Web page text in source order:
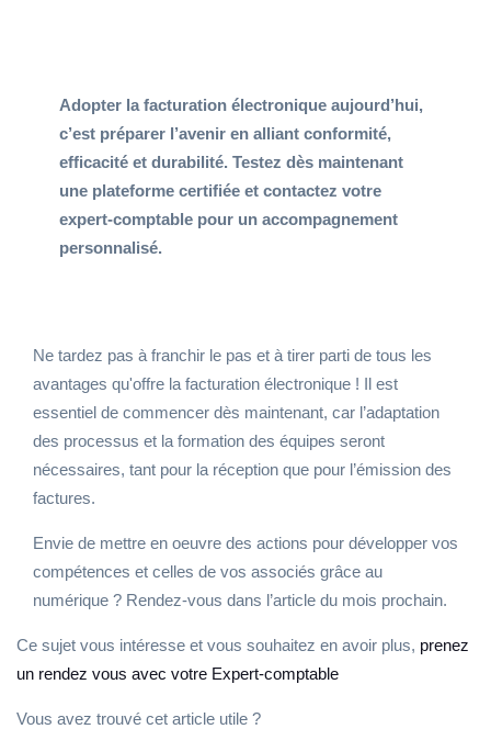
Adopter la facturation électronique aujourd’hui,
c’est préparer l’avenir en alliant conformité,
efficacité et durabilité. Testez dès maintenant
une plateforme certifiée et contactez votre
expert-comptable pour un accompagnement
personnalisé.
Ne tardez pas à franchir le pas et à tirer parti de tous les
avantages qu'offre la facturation électronique ! Il est
essentiel de commencer dès maintenant, car l’adaptation
des processus et la formation des équipes seront
nécessaires, tant pour la réception que pour l’émission des
factures.
Envie de mettre en oeuvre des actions pour développer vos
compétences et celles de vos associés grâce au
numérique ? Rendez-vous dans l’article du mois prochain.
Ce sujet vous intéresse et vous souhaitez en avoir plus, prenez
un rendez vous avec votre Expert-comptable
Vous avez trouvé cet article utile ?